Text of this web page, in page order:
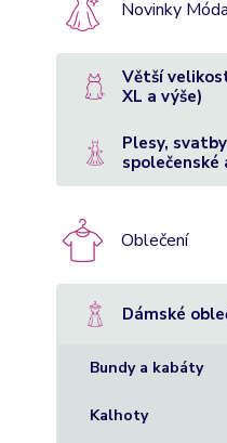
Novinky Móda
Větší
XL a výše)
Plesy,
společenské
Oblečení
Dámské
Bundy a kabáty
Kalhoty